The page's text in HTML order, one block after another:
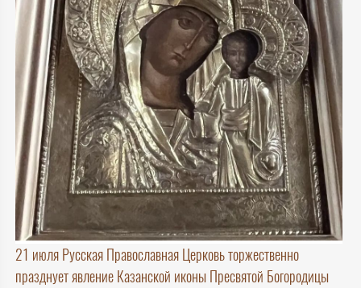
21 июля Русская Православная Церковь торжественно
празднует явление Казанской иконы Пресвятой Богородицы